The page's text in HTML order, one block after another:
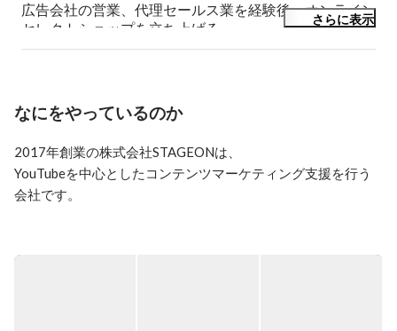
広告会社の営業、代理セールス業を経験後、オンライン
セレクトショップを立ち上げる。
向けYouTube運営代行事業』は、マーケティング領域か
らアプローチした運営方法により、急成長を遂げるチャ
ンネルやマネタイズまで至るチャンネルを多く輩出して
さらに表示
なにをやっているのか
2017年創業の株式会社STAGEONは、
YouTubeを中心としたコンテンツマーケティング支援を行う
会社です。
ランディング強化など、